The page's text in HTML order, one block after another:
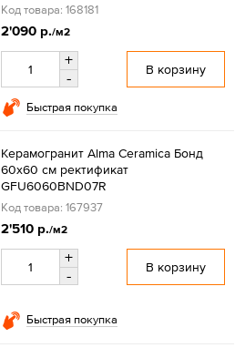
Код товара: 168181
2'090 р./м2
+
-
В корзину
Быстрая покупка
Керамогранит Alma Ceramica Бонд
60x60 см ректификат
GFU6060BND07R
Код товара: 167937
2'510 р./м2
+
-
В корзину
Быстрая покупка